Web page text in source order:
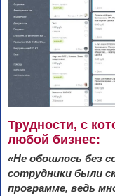
Трудности, с
любой бизнес:
«Не обошлось без
сотрудники были
программе, ведь